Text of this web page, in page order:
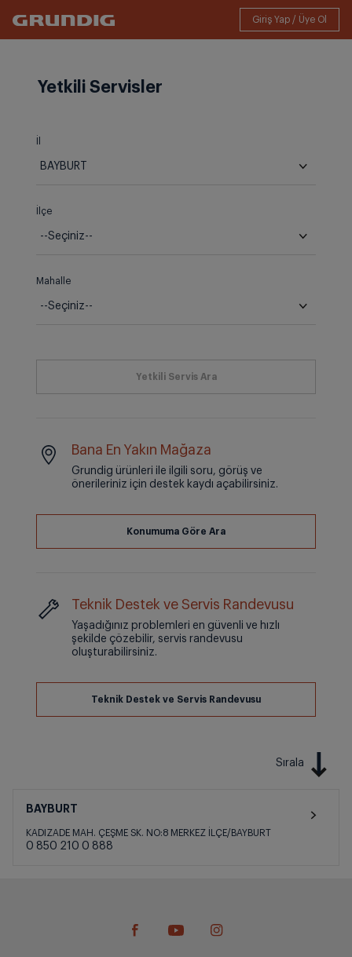
Yetkili Servisler
İlçe
Mahalle
Bana En Yakın Mağaza
Grundig ürünleri ile ilgili soru, görüş ve
önerileriniz için destek kaydı açabilirsiniz.
Teknik Destek ve Servis Randevusu
Yaşadığınız problemleri en güvenli ve hızlı
şekilde çözebilir, servis randevusu
oluşturabilirsiniz.
Sırala
BAYBURT
KADIZADE MAH. ÇEŞME SK. NO:8 MERKEZ İLÇE/BAYBURT
0 850 210 0 888